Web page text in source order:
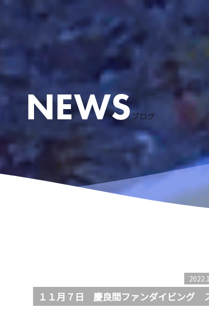
粟国島遠征
リクエストコース
慶良間諸島スノーケリング
アドバンスドオープンウォーターコース
EFRコース
体験ダイビングなど
器材レンタル
ブログ
１１月７日 慶良間ファンダイビング